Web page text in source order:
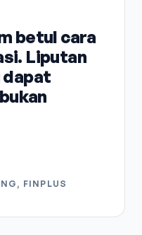
betul cara
Liputan
dapat
FINPLUS